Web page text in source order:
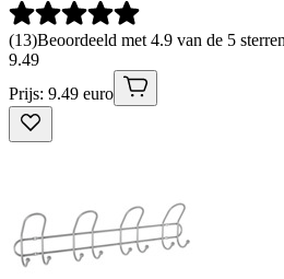
(13)Beoordeeld met 4.9 van de 5
9.49
Prijs: 9.49 euro